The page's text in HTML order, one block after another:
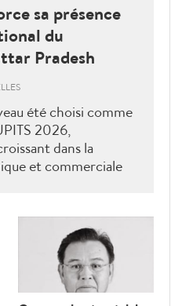
sa présence
du
Pradesh
été choisi comme
2026,
dans la
et commerciale